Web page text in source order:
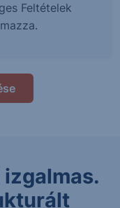
Feltételek